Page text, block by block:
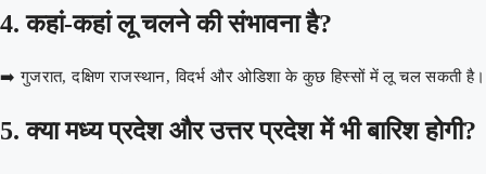
4. कहां-कहां लू चलने की संभावना है?
➡️ गुजरात, दक्षिण राजस्थान, विदर्भ और ओडिशा के कुछ हिस्सों में लू चल सकती है।
5. क्या मध्य प्रदेश और उत्तर प्रदेश में भी बारिश होगी?